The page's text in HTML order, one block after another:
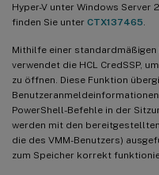
Hyper-V unter Windows Server
finden Sie unter CTX137465
Mithilfe einer
verwendet die HCL CredSSP,
zu öffnen. Diese Funktion
PowerShell-Befehle in der
werden mit den
die des VMM-Benutzers)
zum Speicher korrekt